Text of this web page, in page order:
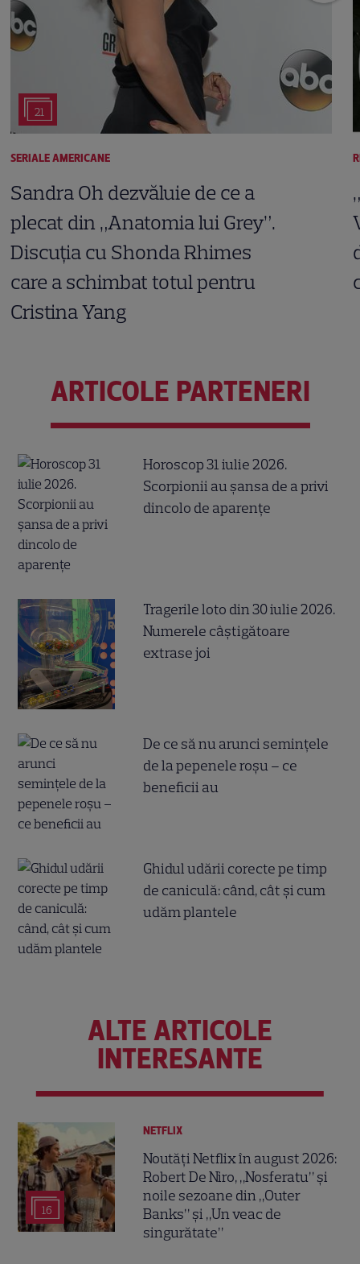
21
SERIALE AMERICANE
Sandra Oh dezvăluie de ce a
plecat din „Anatomia lui Grey”.
Discuția cu Shonda Rhimes
care a schimbat totul pentru
Cristina Yang
ARTICOLE PARTENERI
Horoscop 31 iulie 2026.
Scorpionii au șansa de a privi
dincolo de aparențe
Tragerile loto din 30 iulie 2026.
Numerele câştigătoare
extrase joi
De ce să nu arunci semințele
de la pepenele roșu – ce
beneficii au
Ghidul udării corecte pe timp
de caniculă: când, cât şi cum
udăm plantele
ALTE ARTICOLE
INTERESANTE
16
NETFLIX
Noutăți Netflix în august 2026:
Robert De Niro, „Nosferatu” și
noile sezoane din „Outer
Banks” și „Un veac de
singurătate”